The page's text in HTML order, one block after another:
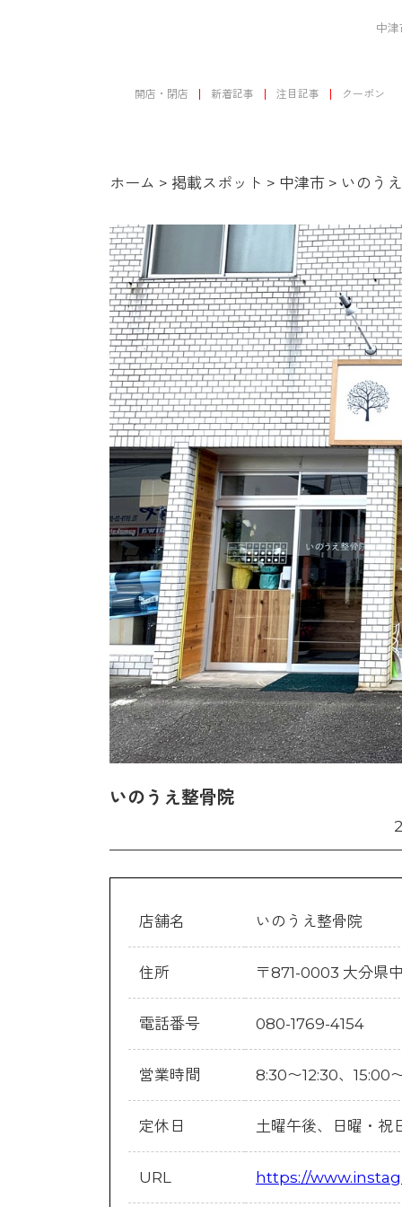
中
開店・閉店 新着記事 注目記事 クーポン
ホーム > 掲載スポット > 中津市 > いのう
いのうえ整骨院
店舗名 いのうえ整骨院
住所 〒871-0003 大分県
電話番号 080-1769-4154
営業時間 8:30〜12:30、15:00
定休日 土曜午後、日曜・祝
URL https://